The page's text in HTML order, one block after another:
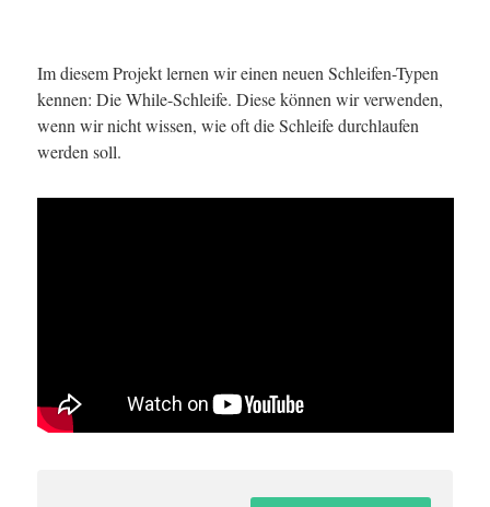
Im diesem Projekt lernen wir einen neuen Schleifen-Typen
kennen: Die While-Schleife. Diese können wir verwenden,
wenn wir nicht wissen, wie oft die Schleife durchlaufen
werden soll.